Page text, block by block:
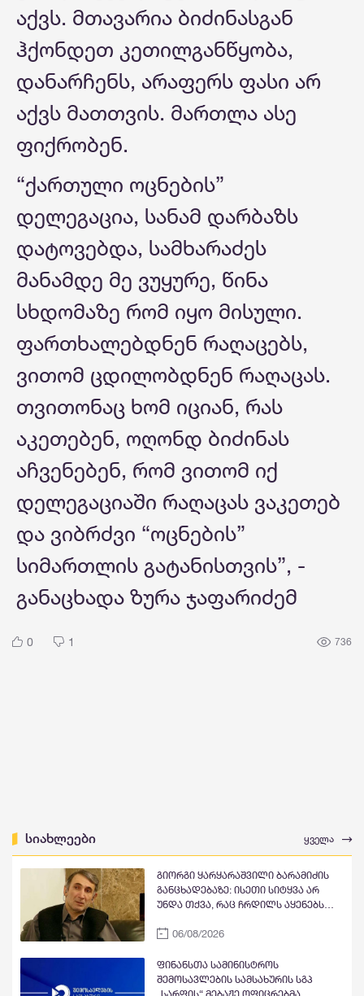
აქვს. მთავარია ბიძინასგან
ჰქონდეთ კეთილგანწყობა,
დანარჩენს, არაფერს ფასი არ
აქვს მათთვის. მართლა ასე
ფიქრობენ.
“ქართული ოცნების”
დელეგაცია, სანამ დარბაზს
დატოვებდა, სამხარაძეს
მანამდე მე ვუყურე, წინა
სხდომაზე რომ იყო მისული.
ფართხალებდნენ რაღაცებს,
ვითომ ცდილობდნენ რაღაცას.
თვითონაც ხომ იციან, რას
აკეთებენ, ოღონდ ბიძინას
აჩვენებენ, რომ ვითომ იქ
დელეგაციაში რაღაცას ვაკეთებ
და ვიბრძვი “ოცნების”
სიმართლის გატანისთვის”, -
განაცხადა ზურა ჯაფარიძემ
0 1 736
სიახლეები ყველა
გიორგი ყარყარაშვილი ბარამიძის
განცხადებაზე: ისეთი სიტყვა არ
უნდა თქვა, რაც ჩრდილს აყენებს
მებრძოლებს და ქართველ ხალხს
სიტყვები აფხაზური და რუსული
სააგენტოების მიერ არის წაღებული
და ყველა ქართველს მკვლელს
06/08/2026
ფინანსთა სამინისტროს
შემოსავლების სამსახურის სგპ